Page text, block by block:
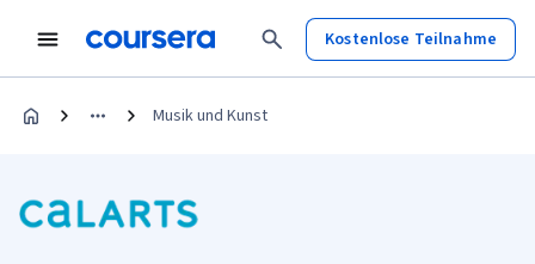
Kostenlose Teilnahme
Musik und Kunst